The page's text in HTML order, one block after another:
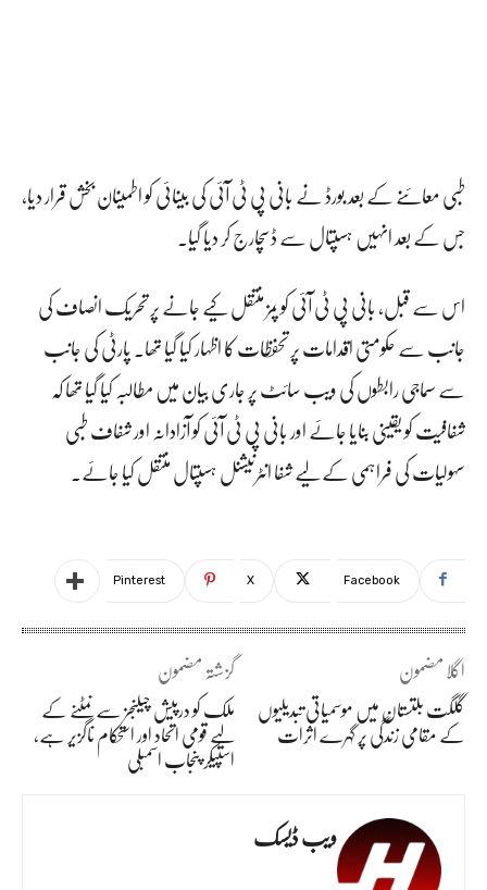
طبی معائنے کے بعد بورڈ نے بانی پی ٹی آئی کی بینائی کو اطمینان بخش قرار دیا،
جس کے بعد انہیں ہسپتال سے ڈسچارج کر دیا گیا۔
اس سے قبل، بانی پی ٹی آئی کو پمز منتقل کیے جانے پر تحریک انصاف کی
جانب سے حکومتی اقدامات پر تحفظات کا اظہار کیا گیا تھا۔ پارٹی کی جانب
سے سماجی رابطوں کی ویب سائٹ پر جاری بیان میں مطالبہ کیا گیا تھا کہ
شفافیت کو یقینی بنایا جائے اور بانی پی ٹی آئی کو آزادانہ اور شفاف طبی
سہولیات کی فراہمی کے لیے شفا انٹرنیشنل ہسپتال منتقل کیا جائے۔
Facebook
X
Pinterest
گزشتہ مضمون
ملک کو درپیش چیلنجز سے نمٹنے کے
لیے قومی اتحاد اور استحکام ناگزیر ہے،
اسپیکر پنجاب اسمبلی
اگلا مضمون
گلگت بلتستان میں موسمیاتی تبدیلیوں
کے مقامی زندگی پر گہرے اثرات
ویب ڈیسک